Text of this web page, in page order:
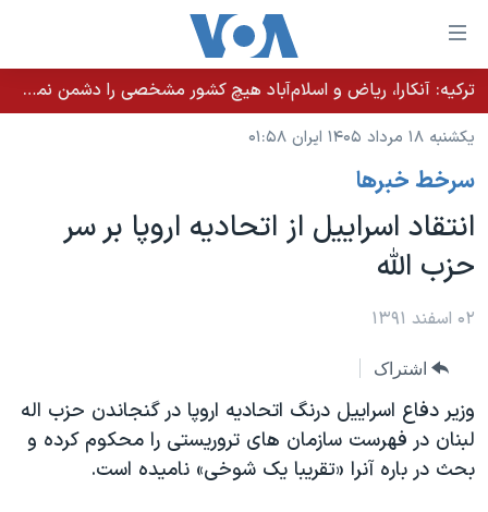
لینکهای
قابل
دسترسی
جهش
محتوای
اصلی
به
صفحه
جهش
جستجو
خانه
نسخه سبک وب‌سایت
موضوع ها
ایران
آمریکا
جهان
ویژه برنامه‌ها
ویدیوها
برنامه های تلویزیونی
جدول برنامه ها
صفحه‌های ویژه
بایگانی برنامه‌های تلویزیونی
فرکانس‌های صدای آمریکا
یادگیری زبان انگلیسی
ترکیه: آنکارا، ریاض و اسلام‌آباد هیچ کشور مشخصی را دشمن نمی‌دانند مگر اینکه آن کشور اقدام خصمانه‌ای انجام دهد
یکشنبه ۱۸ مرداد ۱۴۰۵ ایران ۰۱:۵۸
سرخط خبرها
انتقاد اسراییل از اتحادیه اروپا بر سر
حزب الله
۰۲ اسفند ۱۳۹۱
اشتراک
وزیر دفاع اسراییل درنگ اتحادیه اروپا در گنجاندن حزب اله
لبنان در فهرست سازمان های تروریستی را محکوم کرده و
بحث در باره آنرا «تقریبا یک شوخی» نامیده است.